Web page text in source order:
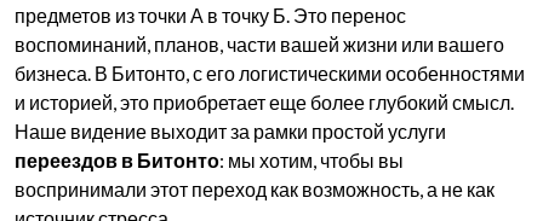
предметов из точки А в точку Б. Это перенос
воспоминаний, планов, части вашей жизни или вашего
бизнеса. В Битонто, с его логистическими особенностями
и историей, это приобретает еще более глубокий смысл.
Наше видение выходит за рамки простой услуги
переездов в Битонто: мы хотим, чтобы вы
воспринимали этот переход как возможность, а не как